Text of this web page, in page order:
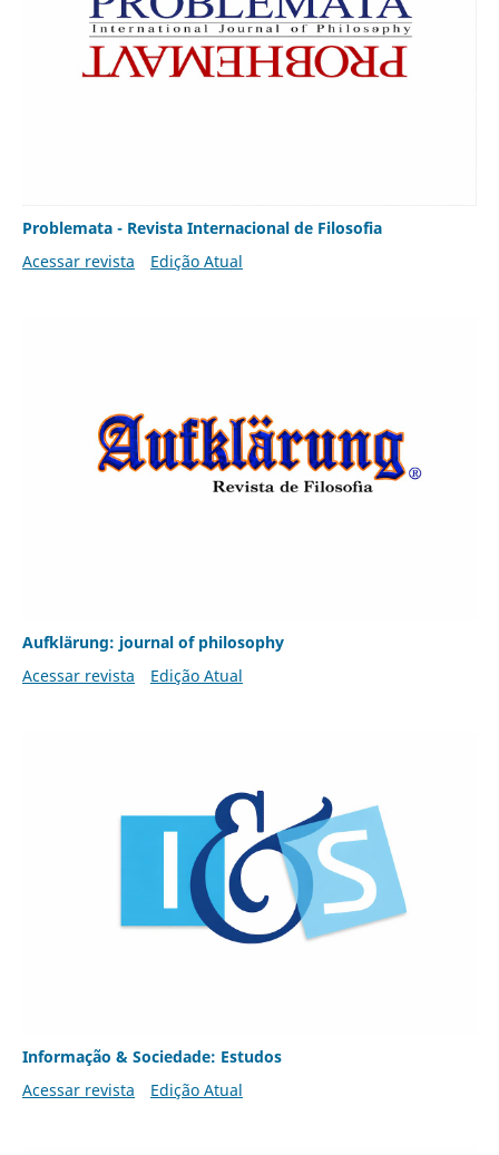
Problemata - Revista Internacional de Filosofia
Acessar revista
Edição Atual
Aufklärung: journal of philosophy
Acessar revista
Edição Atual
Informação & Sociedade: Estudos
Acessar revista
Edição Atual